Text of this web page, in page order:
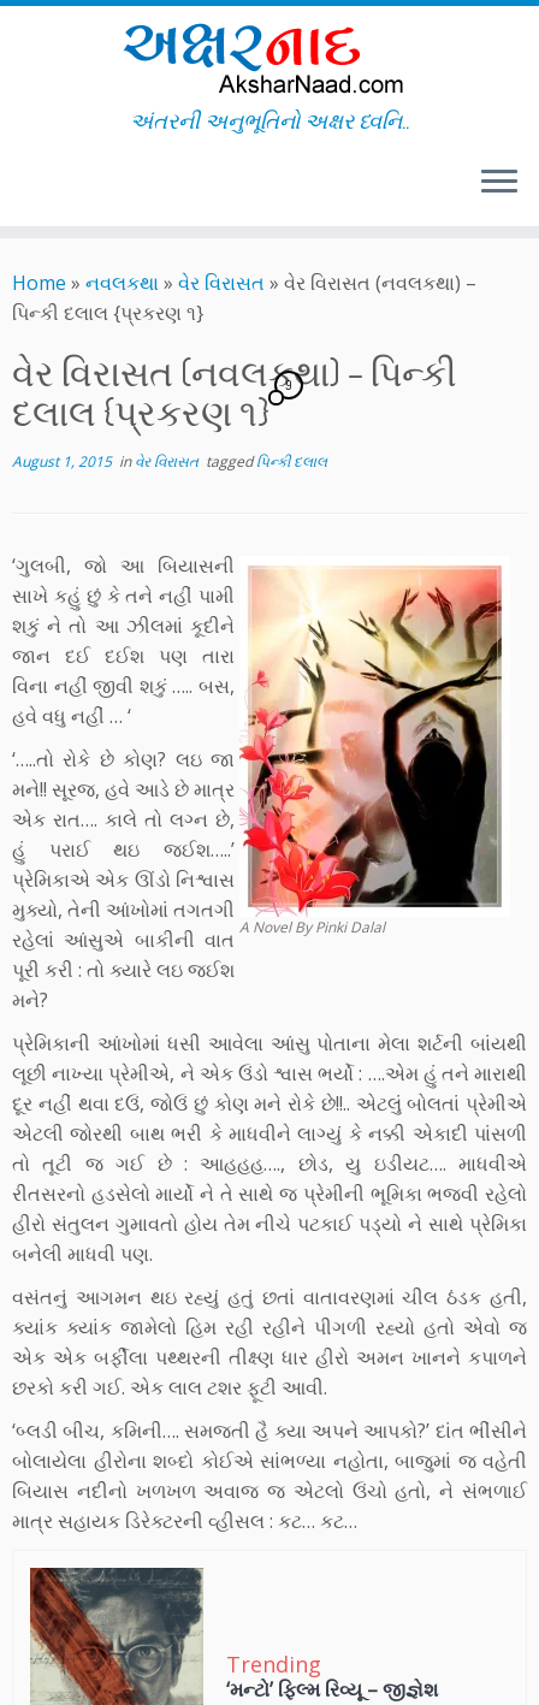
to
content
અંતરની અનુભૂતિનો અક્ષર ધ્વનિ..
Home » નવલકથા» વેર વિરાસત » વેર વિરાસત (નવલકથા) –
પિન્કી દલાલ {પ્રકરણ ૧}
વેર વિરાસત (નવલકથા) – પિન્કી
દલાલ {પ્રકરણ ૧}
9
August 1, 2015inવેર વિરાસત taggedપિન્કી દલાલ
A Novel By Pinki Dalal
‘ગુલબી, જો આ બિયાસની
સાખે કહું છું કે તને નહીં પામી
શકું ને તો આ ઝીલમાં કૂદીને
જાન દઈ દઈશ પણ તારા
વિના નહીં જીવી શકું ….. બસ,
હવે વધુ નહીં … ‘
‘…..તો રોકે છે કોણ? લઇ જા
મને!! સૂરજ, હવે આડે છે માત્ર
એક રાત…. કાલે તો લગ્ન છે,
હું પરાઈ થઇ જઈશ…..’
પ્રેમિકાએ એક ઊંડો નિશ્વાસ
મુક્યો, તેની આંખોમાં તગતગી
રહેલાં આંસુએ બાકીની વાત
પૂરી કરી : તો ક્યારે લઇ જઈશ
મને?
પ્રેમિકાની આંખોમાં ધસી આવેલા આંસુ પોતાના મેલા શર્ટની બાંયથી
લૂછી નાખ્યા પ્રેમીએ, ને એક ઉંડો શ્વાસ ભર્યો : ….એમ હું તને મારાથી
દૂર નહીં થવા દઉં, જોઉં છું કોણ મને રોકે છે!!.. એટલું બોલતાં પ્રેમીએ
એટલી જોરથી બાથ ભરી કે માધવીને લાગ્યું કે નક્કી એકાદી પાંસળી
તો તૂટી જ ગઈ છે : આહહહ…., છોડ, યુ ઇડીયટ…. માધવીએ
રીતસરનો હડસેલો માર્યો ને તે સાથે જ પ્રેમીની ભૂમિકા ભજવી રહેલો
હીરો સંતુલન ગુમાવતો હોય તેમ નીચે પટકાઈ પડ્યો ને સાથે પ્રેમિકા
બનેલી માધવી પણ.
વસંતનું આગમન થઇ રહ્યું હતું છતાં વાતાવરણમાં ચીલ ઠંડક હતી,
ક્યાંક ક્યાંક જામેલો હિમ રહી રહીને પીગળી રહ્યો હતો એવો જ
એક એક બર્ફીલા પથ્થરની તીક્ષ્ણ ધાર હીરો અમન ખાનને કપાળને
છરકો કરી ગઈ. એક લાલ ટશર ફૂટી આવી.
‘બ્લડી બીચ, કમિની…. સમજતી હૈ ક્યા અપને આપકો?’ દાંત ભીંસીને
બોલાયેલા હીરોના શબ્દો કોઈએ સાંભળ્યા નહોતા, બાજુમાં જ વહેતી
બિયાસ નદીનો ખળખળ અવાજ જ એટલો ઉંચો હતો, ને સંભળાઈ
માત્ર સહાયક ડિરેક્ટરની વ્હીસલ : કટ… કટ…
Trending
‘મન્ટો’ ફિલ્મ રિવ્યૂ – જીજ્ઞેશ